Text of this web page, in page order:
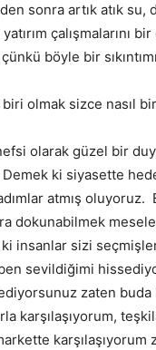
sonra artık atık su,
çalışmalarını
böyle bir
olmak sizce nasıl
olarak güzel bir
ki siyasette
atmış oluyoruz.
dokunabilmek
insanlar sizi
sevildiğimi
zaten buda
karşılaşıyorum,